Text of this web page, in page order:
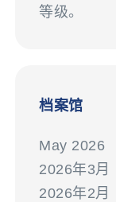
等级。
档案馆
May 2026
2026年3月
2026年2月